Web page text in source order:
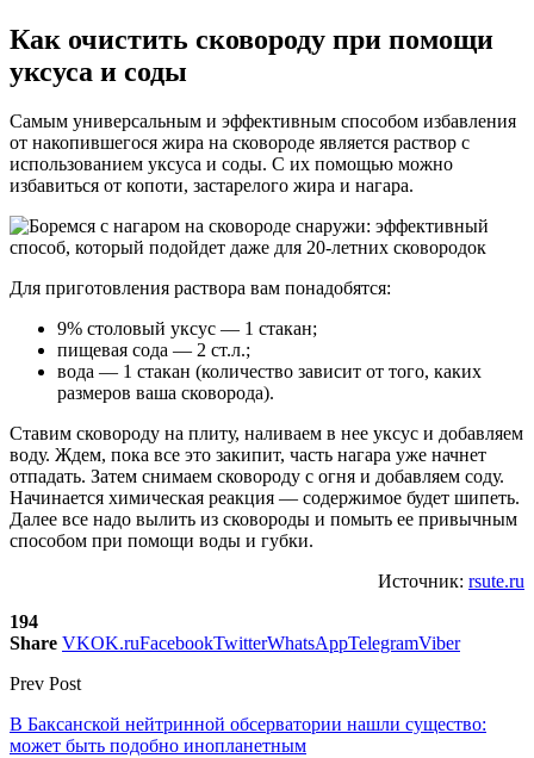
Как очистить сковороду при помощи
уксуса и соды
Самым универсальным и эффективным способом избавления
от накопившегося жира на сковороде является раствор с
использованием уксуса и соды. С их помощью можно
избавиться от копоти, застарелого жира и нагара.
Для приготовления раствора вам понадобятся:
9% столовый уксус — 1 стакан;
пищевая сода — 2 ст.л.;
вода — 1 стакан (количество зависит от того, каких
размеров ваша сковорода).
Ставим сковороду на плиту, наливаем в нее уксус и добавляем
воду. Ждем, пока все это закипит, часть нагара уже начнет
отпадать. Затем снимаем сковороду с огня и добавляем соду.
Начинается химическая реакция — содержимое будет шипеть.
Далее все надо вылить из сковороды и помыть ее привычным
способом при помощи воды и губки.
Источник: rsute.ru
194
Share VKOK.ruFacebookTwitterWhatsAppTelegramViber
Prev Post
В Баксанской нейтринной обсерватории нашли существо:
может быть подобно инопланетным